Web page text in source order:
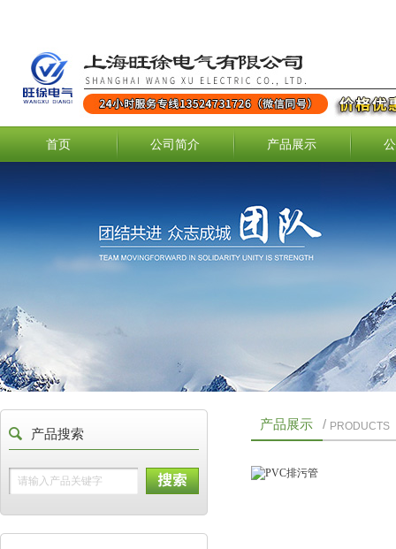
首页 公司简介 产品展示
产品搜索
产品展示 / PRODUCTS